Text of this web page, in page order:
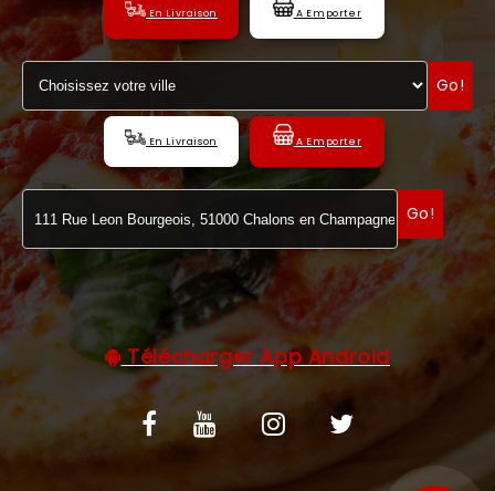
C.G.V
En Livraison A Emporter
Go!
En Livraison A Emporter
Go!
Télécharger App Android